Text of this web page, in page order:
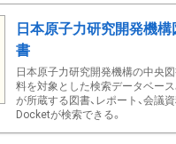
日本原子力研究開発機
書
日本原子力研究開発機構の中央
料を対象とした検索データベー
が所蔵する図書、レポート、会議資
Docketが検索できる。